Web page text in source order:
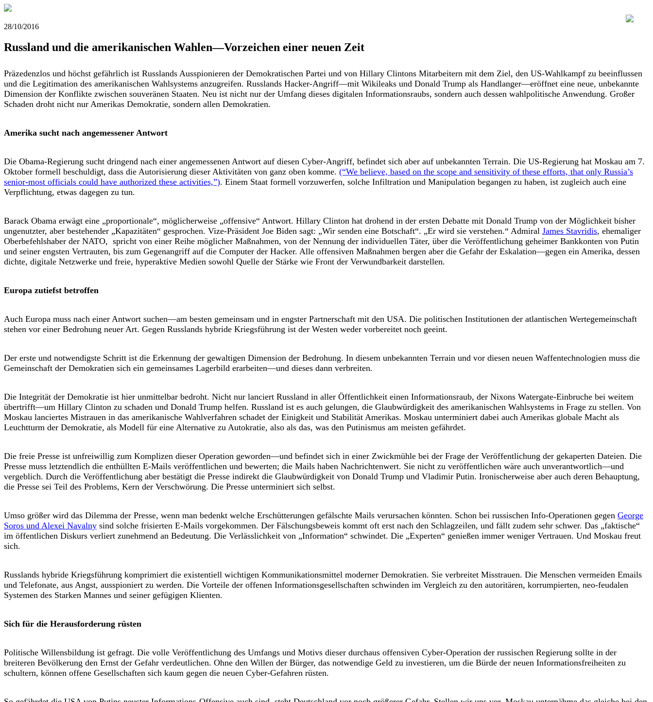
28/10/2016
Russland und die amerikanischen Wahlen—Vorzeichen einer neuen Zeit
Präzedenzlos und höchst gefährlich ist Russlands Ausspionieren der Demokratischen Partei und von Hillary Clintons Mitarbeitern mit dem Ziel, den US-Wahlkampf zu beeinflussen
und die Legitimation des amerikanischen Wahlsystems anzugreifen. Russlands Hacker-Angriff—mit Wikileaks und Donald Trump als Handlanger—eröffnet eine neue, unbekannte
Dimension der Konflikte zwischen souveränen Staaten. Neu ist nicht nur der Umfang dieses digitalen Informationsraubs, sondern auch dessen wahlpolitische Anwendung. Großer
Schaden droht nicht nur Amerikas Demokratie, sondern allen Demokratien.
Amerika sucht nach angemessener Antwort
Die Obama-Regierung sucht dringend nach einer angemessenen Antwort auf diesen Cyber-Angriff, befindet sich aber auf unbekannten Terrain. Die US-Regierung hat Moskau am 7.
Oktober formell beschuldigt, dass die Autorisierung dieser Aktivitäten von ganz oben komme. (“We believe, based on the scope and sensitivity of these efforts, that only Russia’s
senior-most officials could have authorized these activities,”). Einem Staat formell vorzuwerfen, solche Infiltration und Manipulation begangen zu haben, ist zugleich auch eine
Verpflichtung, etwas dagegen zu tun.
Barack Obama erwägt eine „proportionale“, möglicherweise „offensive“ Antwort. Hillary Clinton hat drohend in der ersten Debatte mit Donald Trump von der Möglichkeit bisher
ungenutzter, aber bestehender „Kapazitäten“ gesprochen. Vize-Präsident Joe Biden sagt: „Wir senden eine Botschaft“. „Er wird sie verstehen.“ Admiral James Stavridis, ehemaliger
Oberbefehlshaber der NATO, spricht von einer Reihe möglicher Maßnahmen, von der Nennung der individuellen Täter, über die Veröffentlichung geheimer Bankkonten von Putin
und seiner engsten Vertrauten, bis zum Gegenangriff auf die Computer der Hacker. Alle offensiven Maßnahmen bergen aber die Gefahr der Eskalation—gegen ein Amerika, dessen
dichte, digitale Netzwerke und freie, hyperaktive Medien sowohl Quelle der Stärke wie Front der Verwundbarkeit darstellen.
Europa zutiefst betroffen
Auch Europa muss nach einer Antwort suchen—am besten gemeinsam und in engster Partnerschaft mit den USA. Die politischen Institutionen der atlantischen Wertegemeinschaft
stehen vor einer Bedrohung neuer Art. Gegen Russlands hybride Kriegsführung ist der Westen weder vorbereitet noch geeint.
Der erste und notwendigste Schritt ist die Erkennung der gewaltigen Dimension der Bedrohung. In diesem unbekannten Terrain und vor diesen neuen Waffentechnologien muss die
Gemeinschaft der Demokratien sich ein gemeinsames Lagerbild erarbeiten—und dieses dann verbreiten.
Die Integrität der Demokratie ist hier unmittelbar bedroht. Nicht nur lanciert Russland in aller Öffentlichkeit einen Informationsraub, der Nixons Watergate-Einbruche bei weitem
übertrifft—um Hillary Clinton zu schaden und Donald Trump helfen. Russland ist es auch gelungen, die Glaubwürdigkeit des amerikanischen Wahlsystems in Frage zu stellen. Von
Moskau lanciertes Mistrauen in das amerikanische Wahlverfahren schadet der Einigkeit und Stabilität Amerikas. Moskau unterminiert dabei auch Amerikas globale Macht als
Leuchtturm der Demokratie, als Modell für eine Alternative zu Autokratie, also als das, was den Putinismus am meisten gefährdet.
Die freie Presse ist unfreiwillig zum Komplizen dieser Operation geworden—und befindet sich in einer Zwickmühle bei der Frage der Veröffentlichung der gekaperten Dateien. Die
Presse muss letztendlich die enthüllten E-Mails veröffentlichen und bewerten; die Mails haben Nachrichtenwert. Sie nicht zu veröffentlichen wäre auch unverantwortlich—und
vergeblich. Durch die Veröffentlichung aber bestätigt die Presse indirekt die Glaubwürdigkeit von Donald Trump und Vladimir Putin. Ironischerweise aber auch deren Behauptung,
die Presse sei Teil des Problems, Kern der Verschwörung. Die Presse unterminiert sich selbst.
Umso größer wird das Dilemma der Presse, wenn man bedenkt welche Erschütterungen gefälschte Mails verursachen könnten. Schon bei russischen Info-Operationen gegen George
Soros und Alexei Navalny sind solche frisierten E-Mails vorgekommen. Der Fälschungsbeweis kommt oft erst nach den Schlagzeilen, und fällt zudem sehr schwer. Das „faktische“
im öffentlichen Diskurs verliert zunehmend an Bedeutung. Die Verlässlichkeit von „Information“ schwindet. Die „Experten“ genießen immer weniger Vertrauen. Und Moskau freut
sich.
Russlands hybride Kriegsführung komprimiert die existentiell wichtigen Kommunikationsmittel moderner Demokratien. Sie verbreitet Misstrauen. Die Menschen vermeiden Emails
und Telefonate, aus Angst, ausspioniert zu werden. Die Vorteile der offenen Informationsgesellschaften schwinden im Vergleich zu den autoritären, korrumpierten, neo-feudalen
Systemen des Starken Mannes und seiner gefügigen Klienten.
Sich für die Herausforderung rüsten
Politische Willensbildung ist gefragt. Die volle Veröffentlichung des Umfangs und Motivs dieser durchaus offensiven Cyber-Operation der russischen Regierung sollte in der
breiteren Bevölkerung den Ernst der Gefahr verdeutlichen. Ohne den Willen der Bürger, das notwendige Geld zu investieren, um die Bürde der neuen Informationsfreiheiten zu
schultern, können offene Gesellschaften sich kaum gegen die neuen Cyber-Gefahren rüsten.